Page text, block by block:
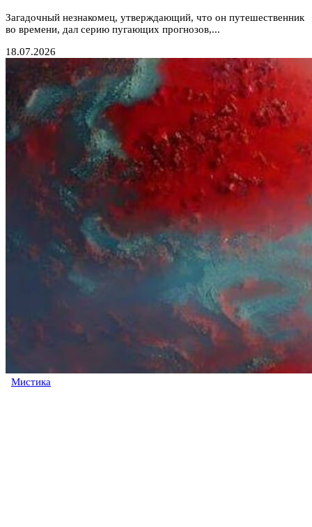
Загадочный незнакомец, утверждающий, что он путешественник
во времени, дал серию пугающих прогнозов,...
18.07.2026
Мистика